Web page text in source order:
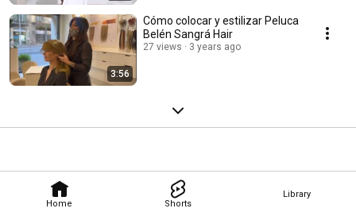
Home Shorts
Library
3:56
Cómo colocar y estilizar Peluca
Belén Sangrá Hair
27 views 3 years ago